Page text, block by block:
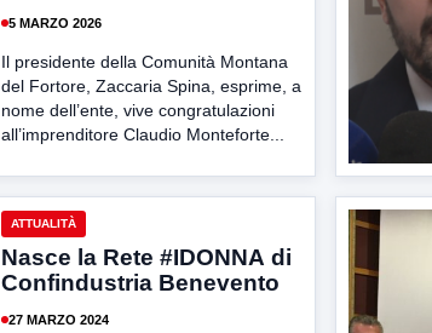
5 MARZO 2026
Il presidente della Comunità Montana
del Fortore, Zaccaria Spina, esprime, a
nome dell’ente, vive congratulazioni
all’imprenditore Claudio Monteforte...
ATTUALITÀ
Nasce la Rete #IDONNA di
Confindustria Benevento
27 MARZO 2024